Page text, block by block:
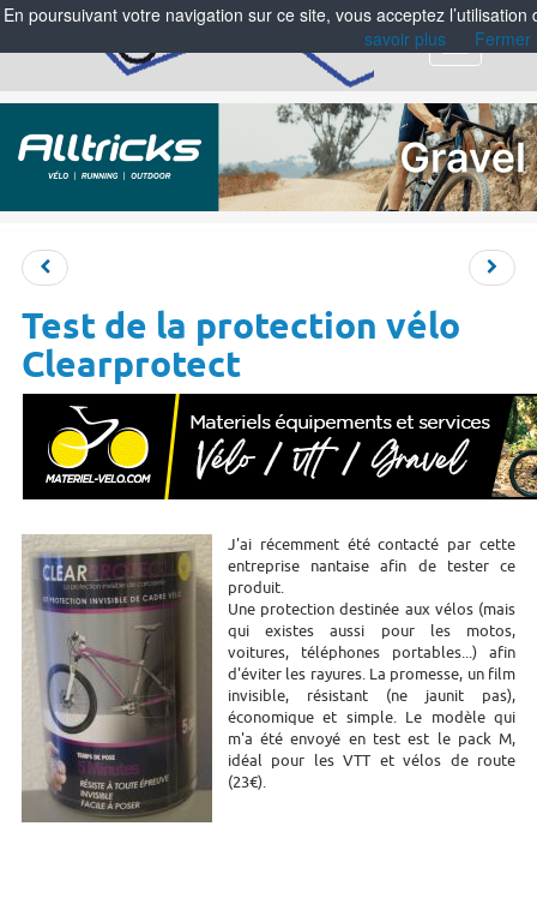
Menu
Test de la protection vélo
Clearprotect
J'ai récemment été contacté par cette
entreprise nantaise afin de tester ce
produit.
Une protection destinée aux vélos (mais
qui existes aussi pour les motos,
voitures, téléphones portables...) afin
d'éviter les rayures. La promesse, un film
invisible, résistant (ne jaunit pas),
économique et simple. Le modèle qui
m'a été envoyé en test est le pack M,
idéal pour les VTT et vélos de route
(23€).
En poursuivant votre navigation sur ce site, vous acceptez
savoir plus
Fermer